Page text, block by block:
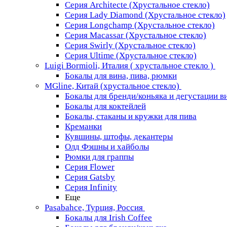
Серия Architecte (Хрустальное стекло)
Серия Lady Diamond (Хрустальное стекло)
Серия Longchamp (Хрустальное стекло)
Серия Macassar (Хрустальное стекло)
Серия Swirly (Хрустальное стекло)
Серия Ultime (Хрустальное стекло)
Luigi Bormioli, Италия ( хрустальное стекло )
Бокалы для вина, пива, рюмки
MGline, Китай (хрустальное стекло)
Бокалы для бренди/коньяка и дегустации
Бокалы для коктейлей
Бокалы, стаканы и кружки для пива
Креманки
Кувшины, штофы, декантеры
Олд Фэшны и хайболы
Рюмки для граппы
Серия Flower
Серия Gatsby
Серия Infinity
Еще
Pasabahce, Турция, Россия
Бокалы для Irish Coffee